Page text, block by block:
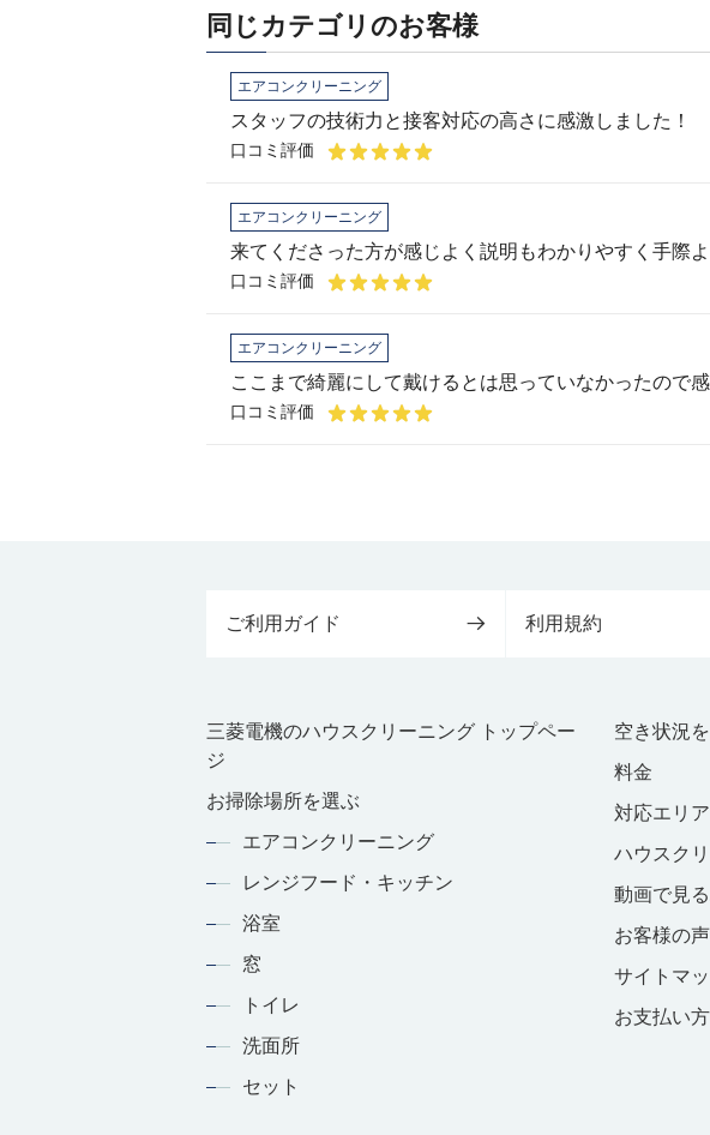
同じカテゴリのお客様
エアコンクリーニング
スタッフの技術力と接客対応の高さに感激しました！
口コミ評価
エアコンクリーニング
口コミ評価
エアコンクリーニング
ここまで綺麗にして戴けるとは思っていなかったので感
口コミ評価
ご利用ガイド 利用規約
三菱電機のハウスクリーニング トップペー
ジ
お掃除場所を選ぶ
エアコンクリーニング
レンジフード・キッチン
浴室
窓
トイレ
洗面所
セット
空き状況
料金
対応エリア
ハウスク
動画で見
お客様の声
サイトマ
お支払い